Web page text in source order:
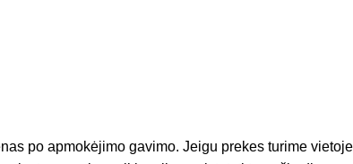
po apmokėjimo gavimo. Jeigu prekes turime vietoje